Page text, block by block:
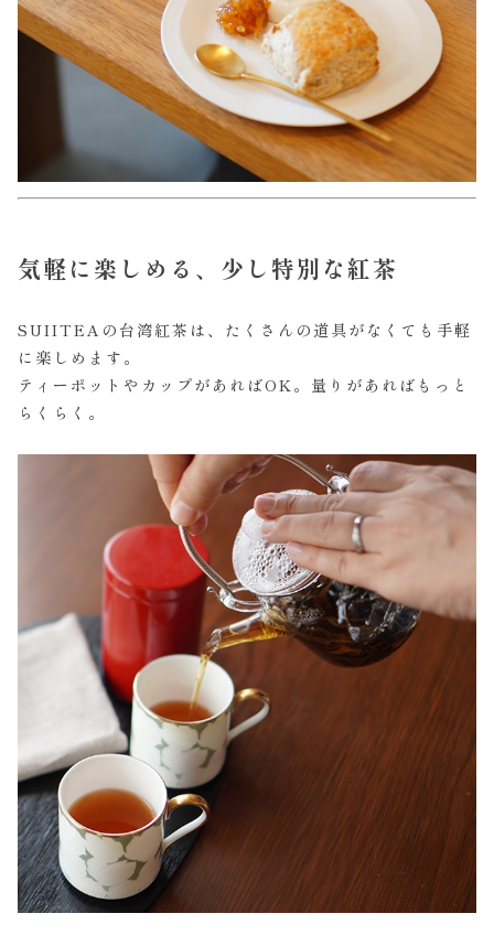
気軽に楽しめる、少し特別な紅茶
SUIITEAの台湾紅茶は、たくさんの道具がなくても手軽
に楽しめます。
ティーポットやカップがあればOK。量りがあればもっと
らくらく。